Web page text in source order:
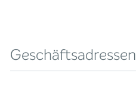
Geschäftsadressen